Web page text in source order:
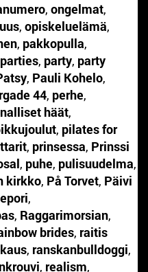
, ongelmat,
, opiskeluelämä,
, pakkopulla,
parties, party, party
, Pauli Kohelo,
44, perhe,
häät,
, pilates for
, prinsessa, Prinssi
, puhe, pulisuudelma,
kirkko, På Torvet, Päivi
,
, Raggarimorsian,
brides, raitis
, ranskanbulldoggi,
, realism,